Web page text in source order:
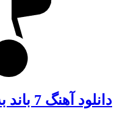
دانلود آهنگ 7 باند به نام وقت و بی وقت